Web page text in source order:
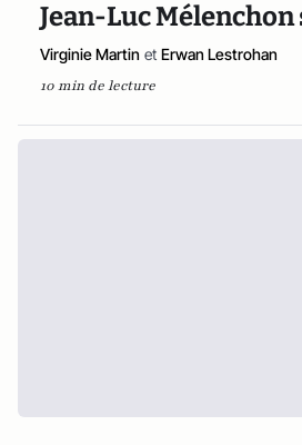
Jean-Luc
Virginie Martin et Erwan Lestrohan
10 min de lecture